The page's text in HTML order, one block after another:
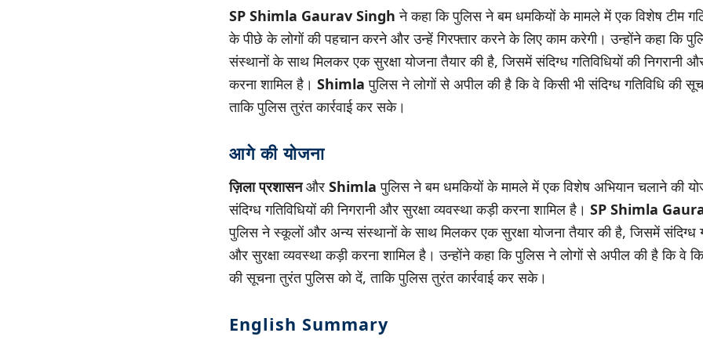
SP Shimla Gaurav Singh ने कहा कि पुलिस ने बम धमकियों के मामले में एक विशेष टीम
के पीछे के लोगों की पहचान करने और उन्हें गिरफ्तार करने के लिए काम करेगी। उन्होंने कहा कि
संस्थानों के साथ मिलकर एक सुरक्षा योजना तैयार की है, जिसमें संदिग्ध गतिविधियों की निगरानी
करना शामिल है। Shimla पुलिस ने लोगों से अपील की है कि वे किसी भी संदिग्ध गतिविधि की
ताकि पुलिस तुरंत कार्रवाई कर सके।
आगे की योजना
ज़िला प्रशासनऔर Shimla पुलिस ने बम धमकियों के मामले में एक विशेष अभियान चलाने की
संदिग्ध गतिविधियों की निगरानी और सुरक्षा व्यवस्था कड़ी करना शामिल है। SP Shimla
पुलिस ने स्कूलों और अन्य संस्थानों के साथ मिलकर एक सुरक्षा योजना तैयार की है, जिसमें संदिग्ध
और सुरक्षा व्यवस्था कड़ी करना शामिल है। उन्होंने कहा कि पुलिस ने लोगों से अपील की है कि वे
की सूचना तुरंत पुलिस को दें, ताकि पुलिस तुरंत कार्रवाई कर सके।
English Summary